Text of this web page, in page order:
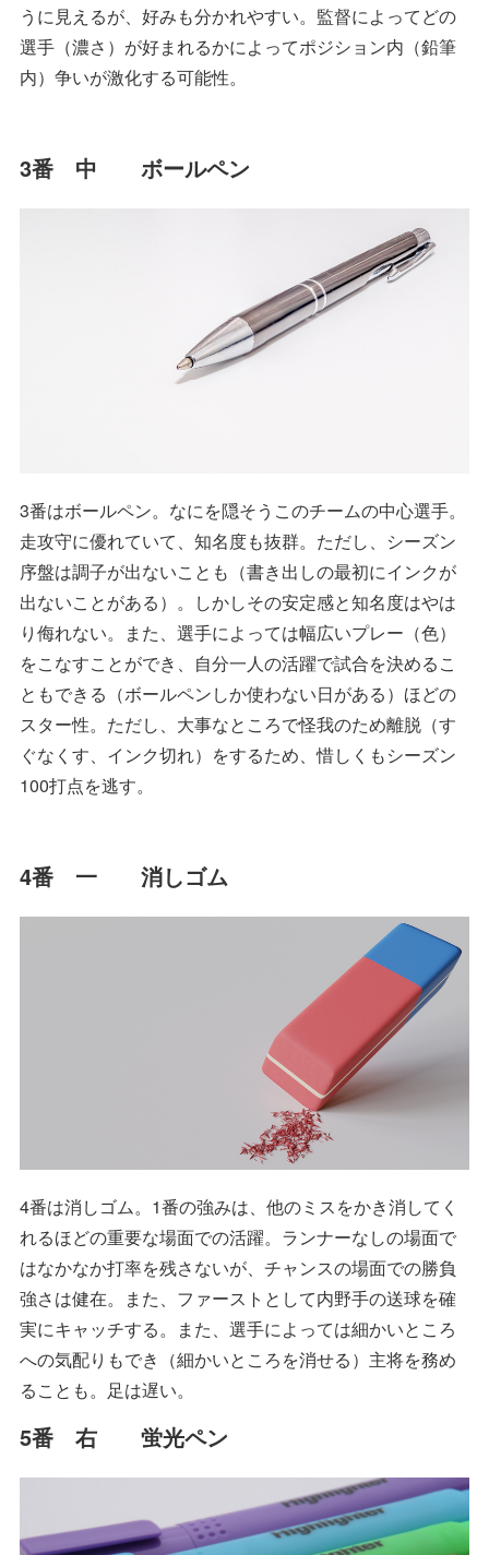
うに見えるが、好みも分かれやすい。監督によってどの
選手（濃さ）が好まれるかによってポジション内（鉛筆
内）争いが激化する可能性。
3番 中 ボールペン
3番はボールペン。なにを隠そうこのチームの中心選手。
走攻守に優れていて、知名度も抜群。ただし、シーズン
序盤は調子が出ないことも（書き出しの最初にインクが
出ないことがある）。しかしその安定感と知名度はやは
り侮れない。また、選手によっては幅広いプレー（色）
をこなすことができ、自分一人の活躍で試合を決めるこ
ともできる（ボールペンしか使わない日がある）ほどの
スター性。ただし、大事なところで怪我のため離脱（す
ぐなくす、インク切れ）をするため、惜しくもシーズン
100打点を逃す。
4番 一 消しゴム
4番は消しゴム。1番の強みは、他のミスをかき消してく
れるほどの重要な場面での活躍。ランナーなしの場面で
はなかなか打率を残さないが、チャンスの場面での勝負
強さは健在。また、ファーストとして内野手の送球を確
実にキャッチする。また、選手によっては細かいところ
への気配りもでき（細かいところを消せる）主将を務め
ることも。足は遅い。
5番 右 蛍光ペン